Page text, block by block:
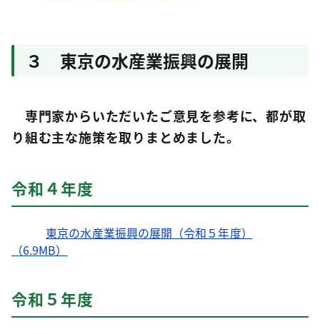
３ 東京の水産業振興の展開
専門家からいただいたご意見を参考に、都が取
り組む主な施策を取りまとめました。
令和４年度
東京の水産業振興の展開（令和５年度）
（6.9MB）
令和５年度